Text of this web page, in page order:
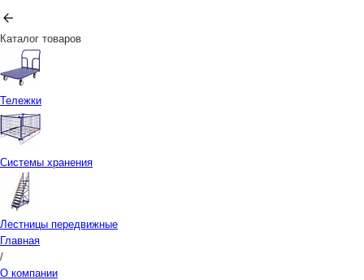
Каталог товаров
Тележки
Системы хранения
Лестницы передвижные
Главная
/
О компании